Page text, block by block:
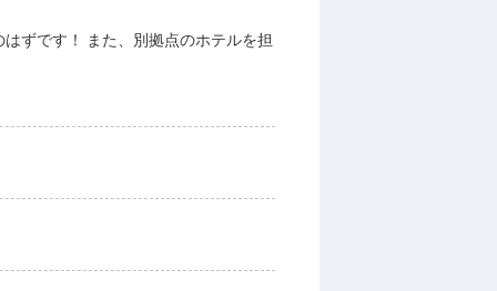
ずです！ また、別拠点のホテルを担